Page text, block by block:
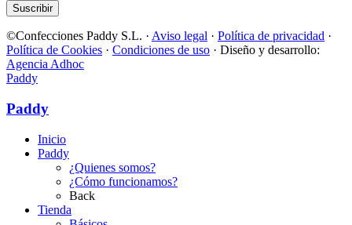
Suscribir
©Confecciones Paddy S.L. · Aviso legal · Política de privacidad ·
Política de Cookies · Condiciones de uso · Diseño y desarrollo:
Agencia Adhoc
Paddy
Paddy
Inicio
Paddy
¿Quienes somos?
¿Cómo funcionamos?
Back
Tienda